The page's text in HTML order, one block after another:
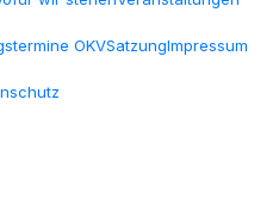
OKVSatzungImpressum